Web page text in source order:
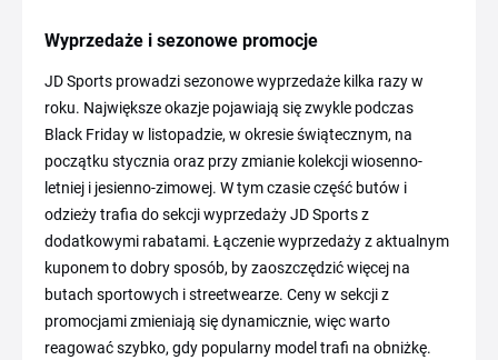
Wyprzedaże i sezonowe promocje
JD Sports prowadzi sezonowe wyprzedaże kilka razy w
roku. Największe okazje pojawiają się zwykle podczas
Black Friday w listopadzie, w okresie świątecznym, na
początku stycznia oraz przy zmianie kolekcji wiosenno-
letniej i jesienno-zimowej. W tym czasie część butów i
odzieży trafia do sekcji wyprzedaży JD Sports z
dodatkowymi rabatami. Łączenie wyprzedaży z aktualnym
kuponem to dobry sposób, by zaoszczędzić więcej na
butach sportowych i streetwearze. Ceny w sekcji z
promocjami zmieniają się dynamicznie, więc warto
reagować szybko, gdy popularny model trafi na obniżkę.